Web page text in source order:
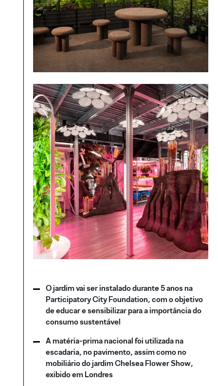
O jardim vai ser instalado durante 5 anos na
Participatory City Foundation, com o objetivo
de educar e sensibilizar para a importância do
consumo sustentável
A matéria-prima nacional foi utilizada na
escadaria, no pavimento, assim como no
mobiliário do jardim Chelsea Flower Show,
exibido em Londres